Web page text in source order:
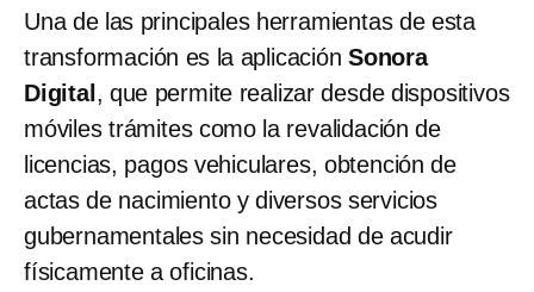
Una de las principales herramientas de esta
transformación es la aplicaciónSonora
Digital , que permite realizar desde dispositivos
móviles trámites como la revalidación de
licencias, pagos vehiculares, obtención de
actas de nacimiento y diversos servicios
gubernamentales sin necesidad de acudir
físicamente a oficinas.